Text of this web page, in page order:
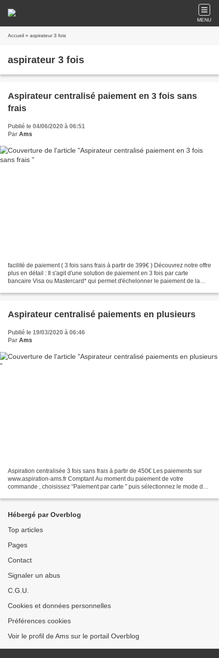
MENU
Accueil » aspirateur 3 fois
aspirateur 3 fois
Aspirateur centralisé paiement en 3 fois sans
frais
Publié le 04/06/2020 à 06:51
Par Ams
facilité de paiement ( 3 fois sans frais à partir de 399€ ) Découvrez notre offre
plus en détail : Il s'agit d'une solution de paiement en 3 fois par carte
bancaire Visa ou Mastercard* qui permet d'échelonner le paiement de la
Aspirateur centralisé paiements en plusieurs
Publié le 19/03/2020 à 06:46
Par Ams
Aspiration centralisée 3 fois sans frais à partir de 450€ Les paiements sur
www.aspiration-ams.fr Comptant Au moment du paiement de votre
commande , choisissez “Paiement par carte ” puis sélectionnez le mode de
Hébergé par Overblog
Top articles
Pages
Contact
Signaler un abus
C.G.U.
Cookies et données personnelles
Préférences cookies
Voir le profil de Ams sur le portail Overblog